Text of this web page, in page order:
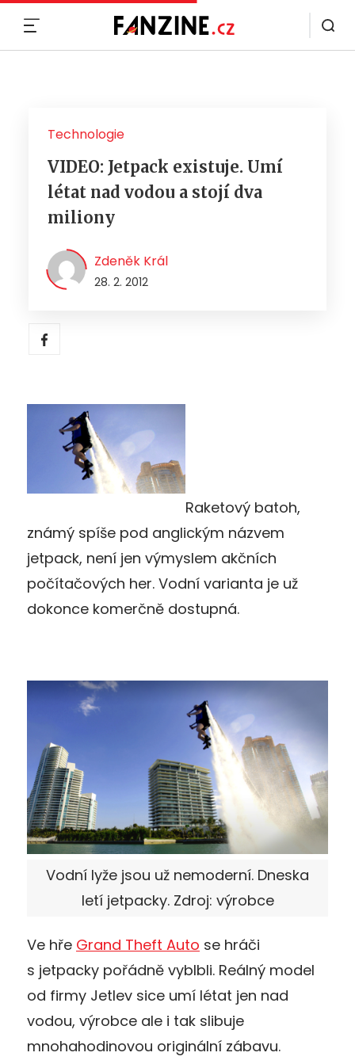
Technologie
VIDEO: Jetpack existuje. Umí
létat nad vodou a stojí dva
miliony
Zdeněk Král
28. 2. 2012
Raketový batoh,
známý spíše pod anglickým názvem
jetpack, není jen výmyslem akčních
počítačových her. Vodní varianta je už
dokonce komerčně dostupná.
Vodní lyže jsou už nemoderní. Dneska
letí jetpacky. Zdroj: výrobce
Ve hře Grand Theft Auto se hráči
s jetpacky pořádně vyblbli. Reálný model
od firmy Jetlev sice umí létat jen nad
vodou, výrobce ale i tak slibuje
mnohahodinovou originální zábavu.